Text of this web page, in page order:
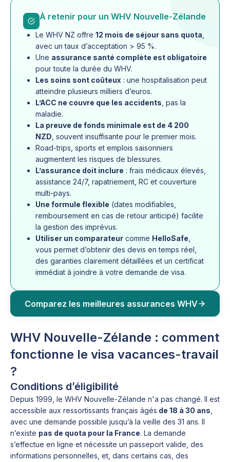
À retenir pour un WHV Nouvelle-Zélande
Le WHV NZ offre 12 mois de séjour sans quota
avec un taux d’acceptation > 95 %.
Une assurance santé complète est obligatoire
pour toute la durée du WHV.
Les soins sont coûteux : une hospitalisation peut
atteindre plusieurs milliers d’euros.
L’ACC ne couvre que les accidents , pas la
maladie.
La preuve de fonds minimale est de 4 200
NZD , souvent insuffisante pour le premier mois.
Road-trips, sports et emplois saisonniers
augmentent les risques de blessures.
L’assurance doit inclure : frais médicaux élevés,
assistance 24/7, rapatriement, RC et couverture
multi-pays.
Une formule flexible (dates modifiables,
remboursement en cas de retour anticipé) facilite
la gestion des imprévus.
Utiliser un comparateur comme HelloSafe
vous permet d’obtenir des devis en temps réel,
des garanties clairement détaillées et un certificat
immédiat à joindre à votre demande de visa.
Comparez les meilleures assurances WHV
WHV Nouvelle-Zélande : comment
fonctionne le visa vacances-travail
?
Conditions d’éligibilité
Depuis 1999, le WHV Nouvelle-Zélande n'a pas changé. Il est
accessible aux ressortissants français âgés de 18 à 30 ans
avec une demande possible jusqu’à la veille des 31 ans. Il
n’existe pas de quota pour la France. La demande
s’effectue en ligne et nécessite un passeport valide, des
informations personnelles, et, dans certains cas, des